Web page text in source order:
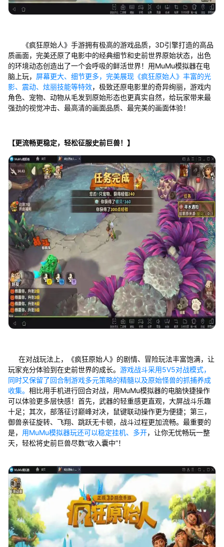
《疯狂原始人》手游拥有极高的游戏品质，3D引擎打造的高品
质画面，完美还原了电影中的经典细节和史前世界原始状态，出色
的环境动态创造出了一个会呼吸的鲜活世界！用MuMu模拟器在电
脑上玩， 屏幕更大、细节更多，完美展现《疯狂原始人》丰富的光
影、震动、炫丽技能等特效，极致还原电影里的奇异绚丽，游戏内
角色、宠物、动物从毛发到原始形态也更真实自然，给玩家带来最
强劲的视觉冲击、最高清的画面品质、最完美的画面体验！
【更流畅更稳定，轻松征服史前巨兽！】
在对战玩法上，《疯狂原始人》的剧情、冒险玩法丰富饱满，让
玩家充分体验到在史前世界的成长。 游戏战斗采用5V5对战模式，
同时又保留了回合制游戏多元策略的精髓以及原始怪兽的抓捕养成
收集。 相比用手机进行回合对战，用MuMu模拟器的电脑快捷操作
可以体验更多层快感！首先，武器的轻重感更直观，大屏战斗乐趣
十足；其次，部落征讨巅峰对决，鼠键联动操作更为便捷；第三，
御兽亲征旋转、飞翔、跳跃无卡顿，战斗过程更加流畅。最重要的
是， 用MuMu模拟器玩还可以稳定挂机、多开，让你无忧畅玩一整
天，轻松将史前巨兽尽数“收入囊中”！